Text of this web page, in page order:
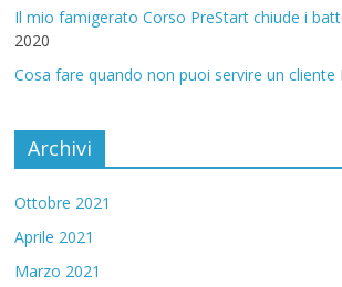
Il mio famigerato Corso PreStart chiude i
2020
Cosa fare quando non puoi servire un cliente
Archivi
Ottobre 2021
Aprile 2021
Marzo 2021